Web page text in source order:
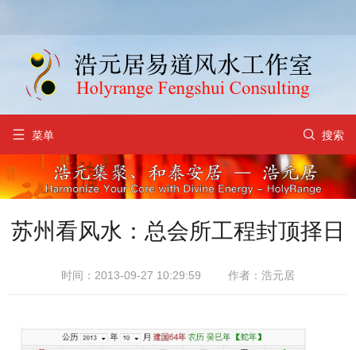
 菜单  搜索
苏州看风水：总会所工程封顶择日
时间：2013-09-27 10:29:59 作者：浩元居